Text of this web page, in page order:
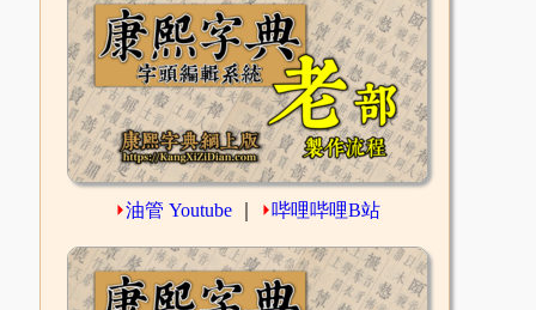
⏵油管 Youtube ⏵哔哩哔哩B站